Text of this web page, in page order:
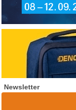
Newsletter